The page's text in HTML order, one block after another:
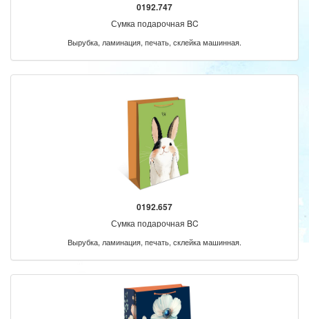
0192.747
Сумка подарочная BC
Вырубка, ламинация, печать, склейка машинная.
0192.657
Сумка подарочная BC
Вырубка, ламинация, печать, склейка машинная.